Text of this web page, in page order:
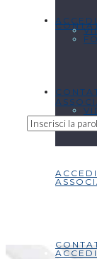
ACCEDI
ACCEDI
ACCEDI